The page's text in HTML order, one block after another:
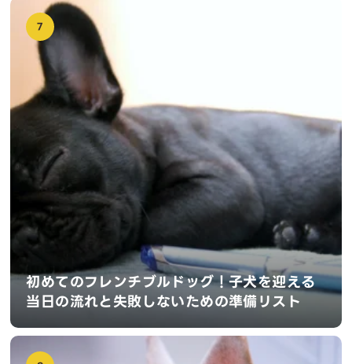
7
初めてのフレンチブルドッグ！子犬を迎える
当日の流れと失敗しないための準備リスト